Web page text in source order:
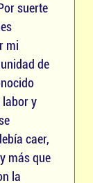
suerte
mi
de
labor y
caer,
más que
la